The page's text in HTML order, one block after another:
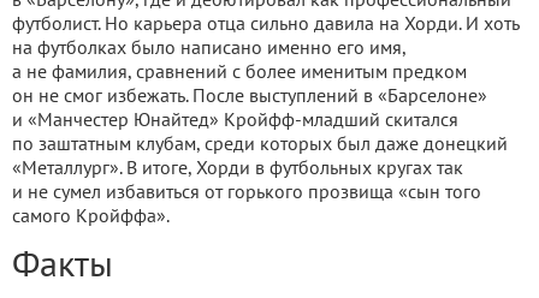
футболист. Но карьера отца сильно давила на Хорди. И хоть
на футболках было написано именно его имя,
а не фамилия, сравнений с более именитым предком
он не смог избежать. После выступлений в «Барселоне»
и «Манчестер Юнайтед» Кройфф-младший скитался
по заштатным клубам, среди которых был даже донецкий
«Металлург». В итоге, Хорди в футбольных кругах так
и не сумел избавиться от горького прозвища «сын того
самого Кройффа».
Факты